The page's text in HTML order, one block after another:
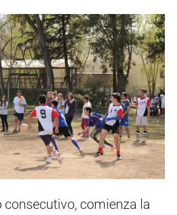
consecutivo, comienza la